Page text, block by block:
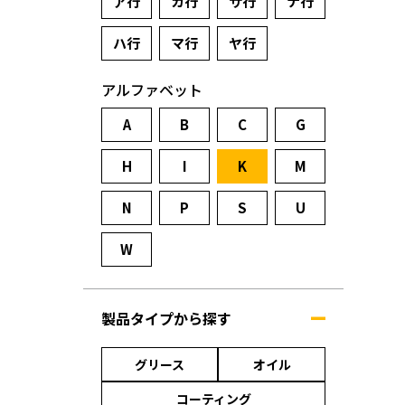
ハ行 マ行 ヤ行
アルファベット
A B C G
H I K M
N P S U
W
製品タイプから探す
グリース
オイル
コーティング